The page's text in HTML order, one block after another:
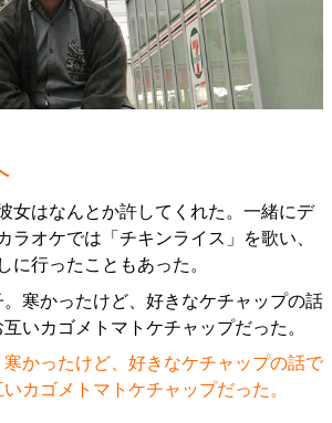
女はなんとか許してくれた。一緒にデ
ラオケでは「チキンライス」を歌い、
に行ったこともあった。
寒かったけど、好きなケチャップの話で
カゴメトマトケチャップだった。